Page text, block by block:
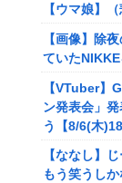
【ウマ娘】
【画像】除
ていた
【VTuber】
ン発表会」
う【8/6(木
【ななし】
もう笑うし